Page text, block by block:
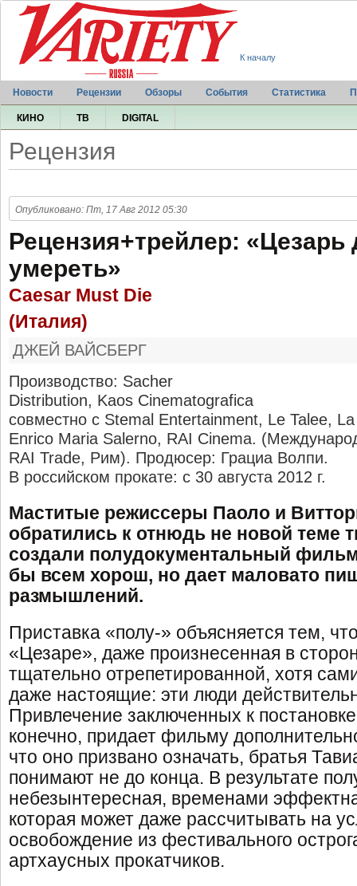
К началу
Новости Рецензии Обзоры События Статистика
КИНО ТВ DIGITAL
Рецензия
Опубликовано: Пт, 17 Авг 2012 05:30
Рецензия+трейлер: «Цезарь
умереть»
Caesar Must Die
(Италия)
ДЖЕЙ ВАЙСБЕРГ
Производство: Sacher
Distribution, Kaos Cinematografica
совместно с Stemal Entertainment, Le Talee,
Enrico Maria Salerno, RAI Cinema.
RAI Trade, Рим). Продюсер: Грациа Волпи.
В российском прокате: с 30 августа 2012 г.
Маститые режиссеры Паоло и
обратились к отнюдь не новой теме
создали полудокументальный
бы всем хорош, но дает маловато
размышлений.
Приставка «полу-» объясняется тем,
«Цезаре», даже произнесенная в
тщательно отрепетированной, хотя
даже настоящие: эти люди
Привлечение заключенных к
конечно, придает фильму
что оно призвано означать, братья
понимают не до конца. В результате
небезынтересная, временами
которая может даже рассчитывать на
освобождение из фестивального
артхаусных прокатчиков.